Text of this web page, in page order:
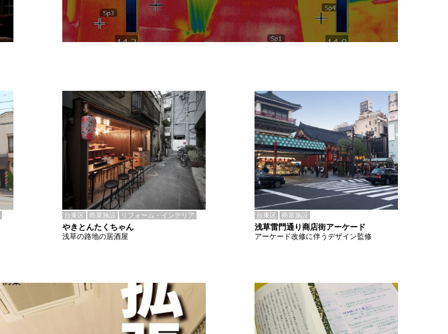
台東区 商業施設 リフォーム・インテリア
やきとんたくちゃん
浅草の路地の居酒屋
台東区 商業施設
浅草雷門通り商店街アーケード
アーケード改修に伴うデザイン監修